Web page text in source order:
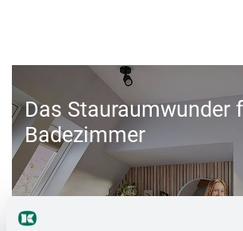
Das Stauraumwunder
Badezimmer